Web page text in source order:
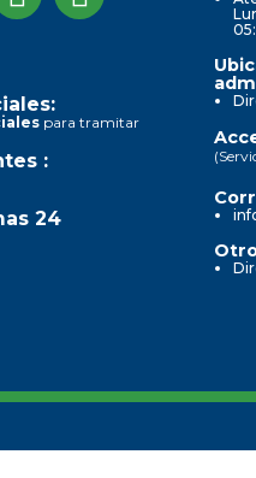
para tramitar
:
24